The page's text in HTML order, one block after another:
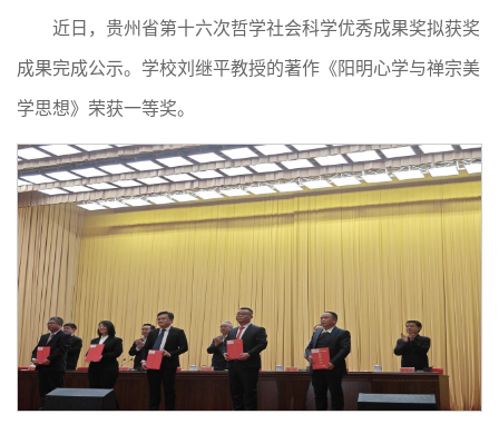
近日，贵州省第十六次哲学社会科学优秀成果奖拟获奖
成果完成公示。学校刘继平教授的著作《阳明心学与禅宗美
学思想》荣获一等奖。